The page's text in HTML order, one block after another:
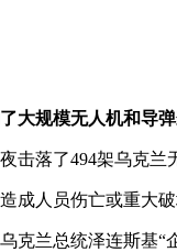
大规模无人机和导
击落了494架乌克
成人员伤亡或重大破
克兰总统泽连斯基“